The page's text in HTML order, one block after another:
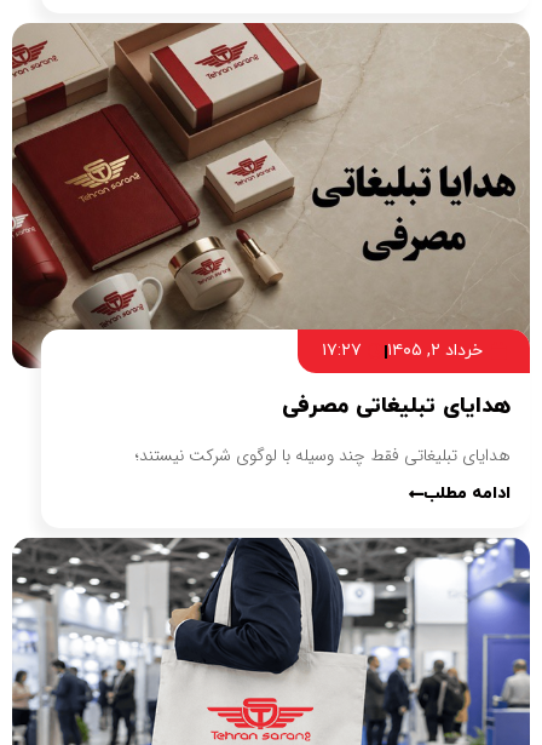
خرداد ۲, ۱۴۰۵ ۱۷:۲۷
هدایای تبلیغاتی مصرفی
هدایای تبلیغاتی فقط چند وسیله با لوگوی شرکت نیستند؛
ادامه مطلب